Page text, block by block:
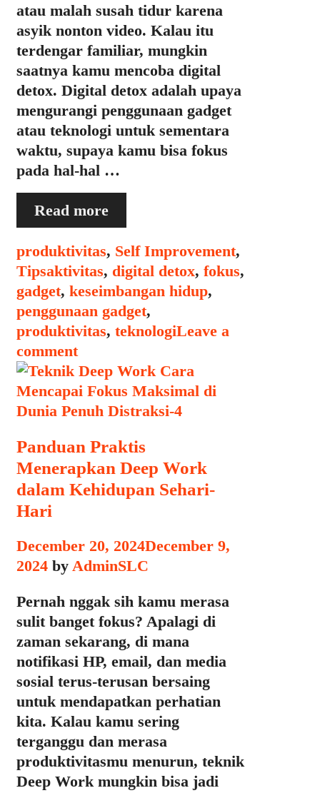
atau malah susah tidur karena
asyik nonton video. Kalau itu
terdengar familiar, mungkin
saatnya kamu mencoba digital
detox. Digital detox adalah upaya
mengurangi penggunaan gadget
atau teknologi untuk sementara
waktu, supaya kamu bisa fokus
pada hal-hal …
Read morePanduan
Digital
Detox:
Mengurangi
Ketergantungan
pada
Gadget
Categories
produktivitas, Self Improvement,
TipsTags
aktivitas, digital detox, fokus,
gadget, keseimbangan hidup,
penggunaan gadget,
produktivitas, teknologiLeave a
comment
Panduan Praktis
Menerapkan Deep Work
dalam Kehidupan Sehari-
Hari
December 20, 2024December 9,
2024 by AdminSLC
Pernah nggak sih kamu merasa
sulit banget fokus? Apalagi di
zaman sekarang, di mana
notifikasi HP, email, dan media
sosial terus-terusan bersaing
untuk mendapatkan perhatian
kita. Kalau kamu sering
terganggu dan merasa
produktivitasmu menurun, teknik
Deep Work mungkin bisa jadi